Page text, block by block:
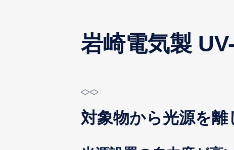
岩崎電気製
対象物から光源を離